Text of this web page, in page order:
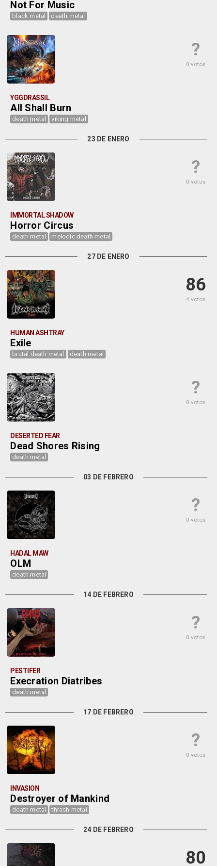
Not For Music
black metal death metal
?
0 votos
YGGDRASSIL
All Shall Burn
death metal viking metal
23 DE ENERO
?
0 votos
IMMORTAL SHADOW
Horror Circus
death metal melodic death metal
27 DE ENERO
86
4 votos
HUMAN ASHTRAY
Exile
brutal death metal death metal
?
0 votos
DESERTED FEAR
Dead Shores Rising
death metal
03 DE FEBRERO
?
0 votos
HADAL MAW
OLM
death metal
14 DE FEBRERO
?
0 votos
PESTIFER
Execration Diatribes
death metal
17 DE FEBRERO
?
0 votos
INVASION
Destroyer of Mankind
death metal thrash metal
24 DE FEBRERO
80